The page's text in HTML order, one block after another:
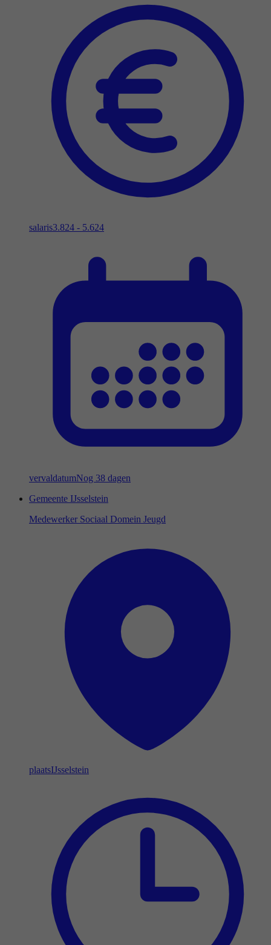
salaris3.824 - 5.624
vervaldatumNog 38 dagen
Gemeente IJsselstein
Medewerker Sociaal Domein Jeugd
plaatsIJsselstein